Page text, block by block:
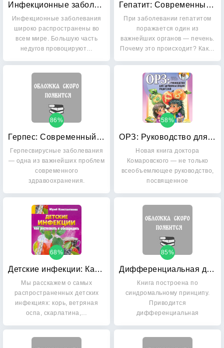
Инфекционные заболевания: Что советуют врачи
Инфекционные заболевания
широко распространены во
всем мире. Большую часть
недугов провоцируют…
Гепатит: Современный взгляд
При заболевании гепатитом
поражается один из
важнейших органов — печень.
Почему это происходит? Как…
Герпес: Современный взгляд на лечение и профилактику
86%
Герпесвирусные заболевания
— одна из важнейших проблем
современного
здравоохранения.
ОРЗ: Руководство для здравомыслящих родителей
58%
Новая книга доктора
Комаровского — не только
всеобъемлющее руководство,
посвященное
Детские инфекции: Как распознать и обезвредить
68%
Мы расскажем о самых
распространенных детских
инфекциях: корь, ветряная
оспа, скарлатина,…
Дифференциальная диагностика инфекционных болезней: Руководство для врачей
85%
Книга построена по
синдромальному принципу.
Приводится
дифференциальная